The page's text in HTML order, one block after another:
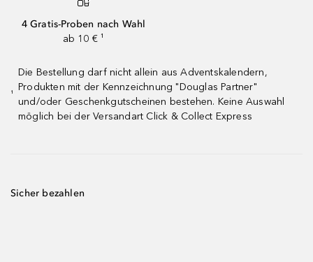
4 Gratis-Proben nach Wahl
ab 10 € ¹
¹
Die Bestellung darf nicht allein aus Adventskalendern,
Produkten mit der Kennzeichnung "Douglas Partner"
und/oder Geschenkgutscheinen bestehen. Keine Auswahl
möglich bei der Versandart Click & Collect Express
Sicher bezahlen